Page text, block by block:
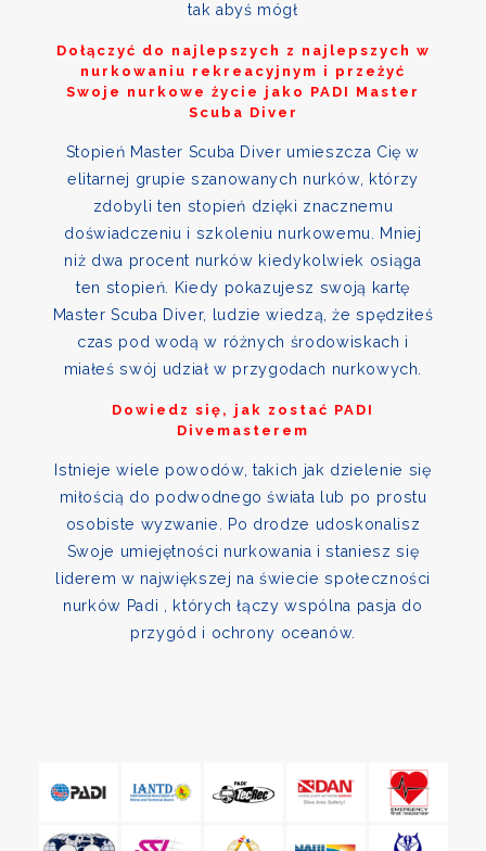
tak abyś mógł
Dołączyć do najlepszych z najlepszych w
nurkowaniu rekreacyjnym i przeżyć
Swoje nurkowe życie jako PADI Master
Scuba Diver
Stopień Master Scuba Diver umieszcza Cię w
elitarnej grupie szanowanych nurków, którzy
zdobyli ten stopień dzięki znacznemu
doświadczeniu i szkoleniu nurkowemu. Mniej
niż dwa procent nurków kiedykolwiek osiąga
ten stopień. Kiedy pokazujesz swoją kartę
Master Scuba Diver, ludzie wiedzą, że spędziłeś
czas pod wodą w różnych środowiskach i
miałeś swój udział w przygodach nurkowych.
Dowiedz się, jak zostać PADI
Divemasterem
Istnieje wiele powodów, takich jak dzielenie się
miłością do podwodnego świata lub po prostu
osobiste wyzwanie. Po drodze udoskonalisz
Swoje umiejętności nurkowania i staniesz się
liderem w największej na świecie społeczności
nurków Padi , których łączy wspólna pasja do
przygód i ochrony oceanów.